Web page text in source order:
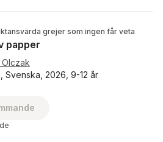
grejer som ingen får veta
papper
Svenska, 2026, 9-12 år